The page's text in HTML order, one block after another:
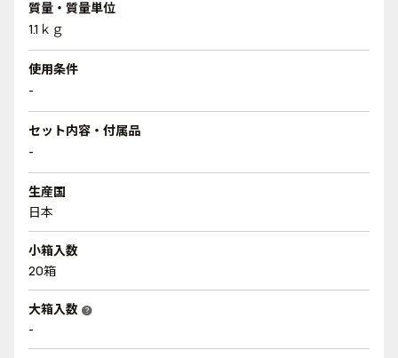
質量・質量単位
1.1ｋｇ
使用条件
-
セット内容・付属品
-
生産国
日本
小箱入数
20箱
大箱入数 help
-